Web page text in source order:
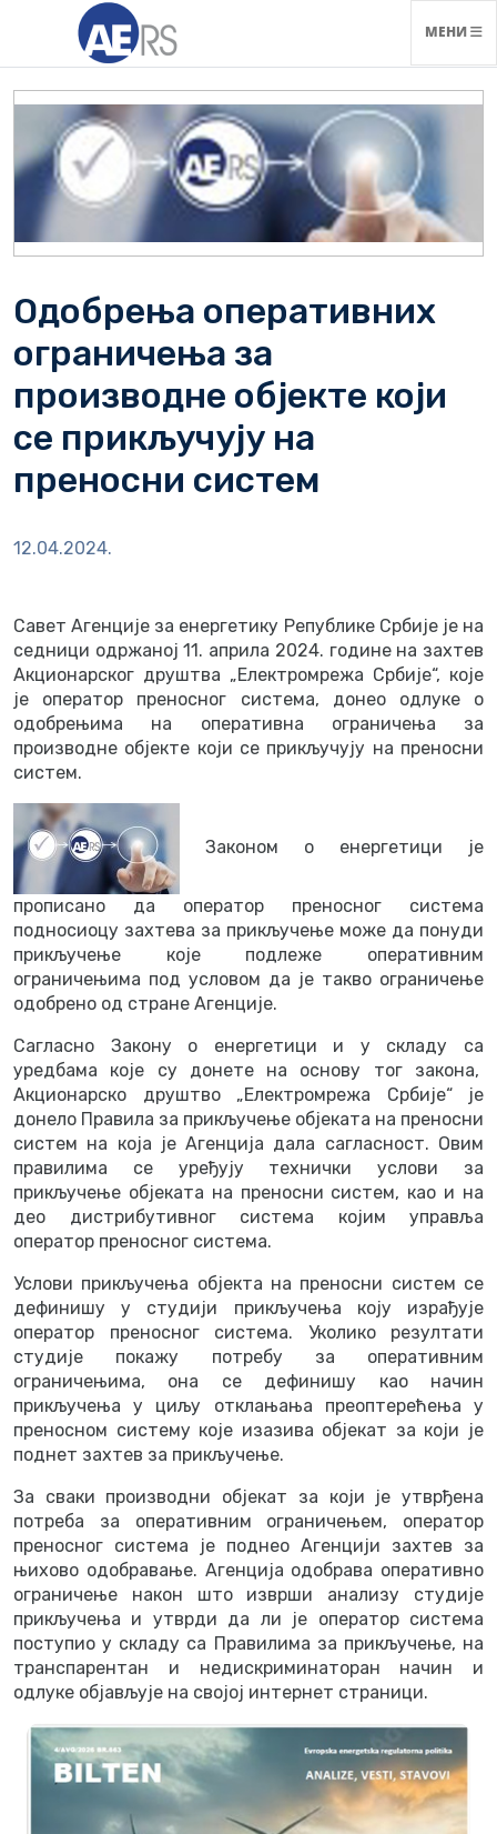
МЕНИ
Одобрења оперативних
ограничења за
производне објекте који
се прикључују на
преносни систем
12.04.2024.
Савет Агенције за енергетику Републике Србије је на
седници одржаној 11. априла 2024. године на захтев
Акционарског друштва „Електромрежа Србије“, које
је оператор преносног система, донео одлуке о
одобрењима на оперативна ограничења за
производне објекте који се прикључују на преносни
систем.
Законом о енергетици је
прописано да оператор преносног система
подносиоцу захтева за прикључење може да понуди
прикључење које подлеже оперативним
ограничењима под условом да је такво ограничење
одобрено од стране Агенције.
Сагласно Закону о енергетици и у складу са
уредбама које су донете на основу тог закона,
Акционарско друштво „Електромрежа Србије“ је
донело Правила за прикључење објеката на преносни
систем на која је Агенција дала сагласност. Овим
правилима се уређују технички услови за
прикључење објеката на преносни систем, као и на
део дистрибутивног система којим управља
оператор преносног система.
Услови прикључења објекта на преносни систем се
дефинишу у студији прикључења коју израђује
оператор преносног система. Уколико резултати
студије покажу потребу за оперативним
ограничењима, она се дефинишу као начин
прикључења у циљу отклањања преоптерећења у
преносном систему које изазива објекат за који је
поднет захтев за прикључење.
За сваки производни објекат за који је утврђена
потреба за оперативним ограничењем, оператор
преносног система је поднео Агенцији захтев за
њихово одобравање. Агенција одобрава оперативно
ограничење након што изврши анализу студије
прикључења и утврди да ли је оператор система
поступио у складу са Правилима за прикључење, на
транспарентан и недискриминаторан начин и
одлуке објављује на својој интернет страници.